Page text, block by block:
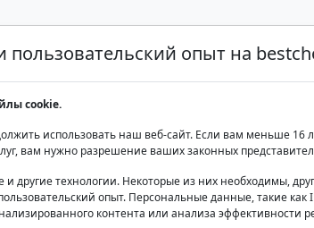
яхт класса люкс Аренда яхт
опыт на
cookie.
использовать наш веб-сайт. Если вам меньше 16
вам нужно разрешение ваших законных
другие технологии. Некоторые из них необходимы,
опыт. Персональные данные, такие как
контента или анализа эффективности